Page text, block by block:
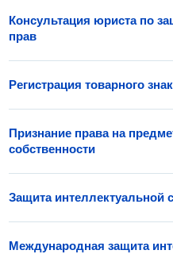
Консультация юриста по
прав
Регистрация товарного
Признание права на
собственности
Защита интеллектуальной
Международная защита